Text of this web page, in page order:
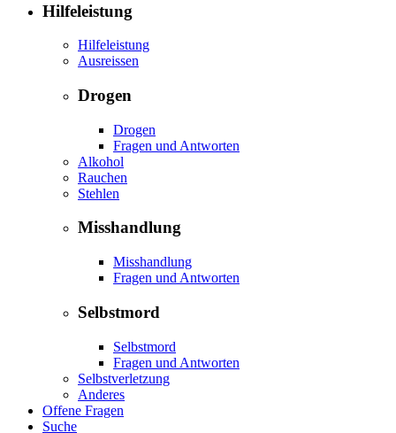
Hilfeleistung
Hilfeleistung
Ausreissen
Drogen
Drogen
Fragen und Antworten
Alkohol
Rauchen
Stehlen
Misshandlung
Misshandlung
Fragen und Antworten
Selbstmord
Selbstmord
Fragen und Antworten
Selbstverletzung
Anderes
Offene Fragen
Suche